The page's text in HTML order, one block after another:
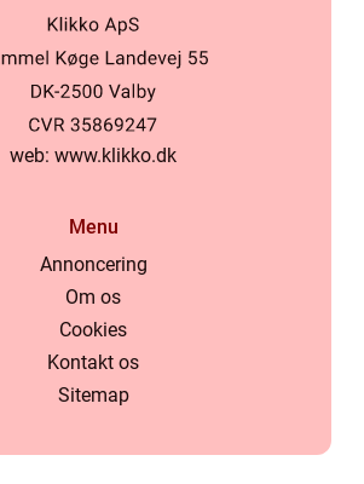
web: www.klikko.dk
Menu
Annoncering
Om os
Cookies
Kontakt os
Sitemap